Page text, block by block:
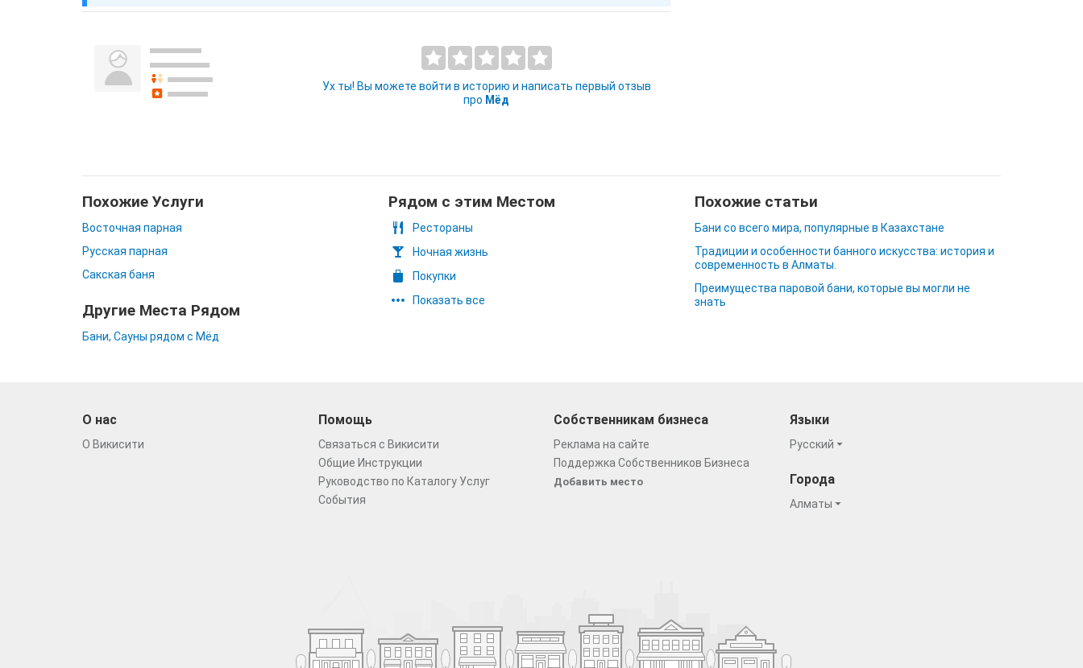
Ух ты! Вы можете войти в историю и написать первый отзыв
про Мёд
Похожие Услуги
Восточная парная
Русская парная
Сакская баня
Другие Места Рядом
Бани, Сауны рядом с Мёд
Рядом с этим Местом
Рестораны
Ночная жизнь
Покупки
Показать все
Похожие статьи
Бани со всего мира, популярные в Казахстане
Традиции и особенности банного искусства: история и
современность в Алматы.
Преимущества паровой бани, которые вы могли не
знать
О нас
О Викисити
Помощь
Связаться с Викисити
Общие Инструкции
Руководство по Каталогу Услуг
События
Собственникам бизнеса
Реклама на сайте
Поддержка Собственников Бизнеса
Добавить место
Языки
Русский
Города
Алматы